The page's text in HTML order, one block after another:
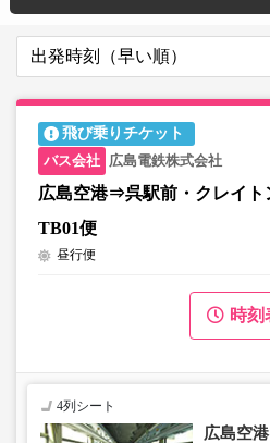
飛び乗りチケット
広島電鉄株式会社
広島空港⇒呉駅前・クレイト
TB01便
昼行便
時刻
4列シート
広島空